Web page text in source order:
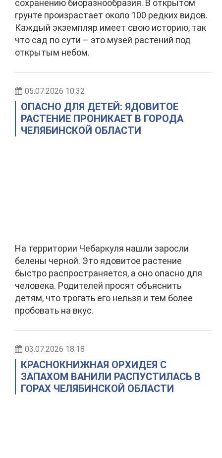
сохранению биоразнообразия. В открытом
грунте произрастает около 100 редких видов.
Каждый экземпляр имеет свою историю, так
что сад по сути – это музей растений под
открытым небом.
05.07.2026 10:32
ОПАСНО ДЛЯ ДЕТЕЙ: ЯДОВИТОЕ
РАСТЕНИЕ ПРОНИКАЕТ В ГОРОДА
ЧЕЛЯБИНСКОЙ ОБЛАСТИ
На территории Чебаркуля нашли заросли
белены черной. Это ядовитое растение
быстро распространяется, а оно опасно для
человека. Родителей просят объяснить
детям, что трогать его нельзя и тем более
пробовать на вкус.
03.07.2026 18:18
КРАСНОКНИЖНАЯ ОРХИДЕЯ С
ЗАПАХОМ ВАНИЛИ РАСПУСТИЛАСЬ В
ГОРАХ ЧЕЛЯБИНСКОЙ ОБЛАСТИ